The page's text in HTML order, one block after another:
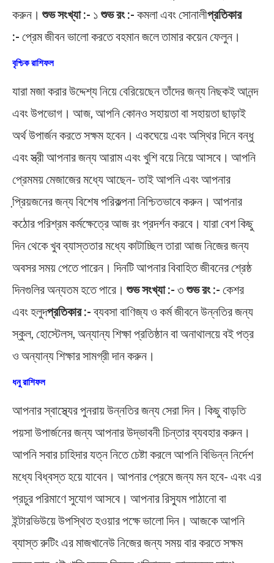
করুন।শুভ সংখ্যা :- ১শুভ রং :- কমলা এবং সোনালীপ্রতিকার
:- প্রেম জীবন ভালো করতে বহমান জলে তামার কয়েন ফেলুন।
বৃশ্চিক রাশিফল
যারা মজা করার উদ্দেশ্য নিয়ে বেরিয়েছেন তাঁদের জন্য নিছকই আনন্দ
এবং উপভোগ। আজ, আপনি কোনও সহায়তা বা সহায়তা ছাড়াই
অর্থ উপার্জন করতে সক্ষম হবেন। একঘেয়ে এবং অস্থির দিনে বন্ধু
এবং স্ত্রী আপনার জন্য আরাম এবং খুশি বয়ে নিয়ে আসবে। আপনি
প্রেমময় মেজাজের মধ্যে আছেন- তাই আপনি এবং আপনার
প্রি়য়জনের জন্য বিশেষ পরিকল্পনা নিশ্চিতভাবে করুন। আপনার
কঠোর পরিশ্রম কর্মক্ষেত্রে আজ রং প্রদর্শন করবে। যারা বেশ কিছু
দিন থেকে খুব ব্যাস্ততার মধ্যে কাটাচ্ছিল তারা আজ নিজের জন্য
অবসর সময় পেতে পারেন। দিনটি আপনার বিবাহিত জীবনের শ্রেষ্ঠ
দিনগুলির অন্যতম হতে পারে।শুভ সংখ্যা :- ৩শুভ রং :- কেশর
এবং হলুদপ্রতিকার :-ব্যবসা বাণিজ্য ও কর্ম জীবনে উন্নতির জন্য
স্কুল, হোস্টেলস, অন্যান্য শিক্ষা প্রতিষ্ঠান বা অনাথালয়ে বই পত্র
ও অন্যান্য শিক্ষার সামগ্রী দান করুন।
ধনু রাশিফল
আপনার স্বাস্থ্যের পুনরায় উন্নতির জন্য সেরা দিন। কিছু বাড়তি
পয়সা উপার্জনের জন্য আপনার উদ্ভাবনী চিন্তার ব্যবহার করুন।
আপনি সবার চাহিদার যত্ন নিতে চেষ্টা করলে আপনি বিভিন্ন নির্দেশ
মধ্যে বিধ্বস্ত হয়ে যাবেন। আপনার প্রেমে জন্য মন হবে- এবং এর
প্রচুর পরিমাণে সুযোগ আসবে। আপনার রিস্যুম পাঠানো বা
ইন্টারভিউয়ে উপস্থিত হওয়ার পক্ষে ভালো দিন। আজকে আপনি
ব্যাস্ত রুটিং এর মাজখানেউ নিজের জন্য সময় বার করতে সক্ষম